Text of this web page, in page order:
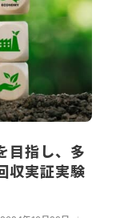
目指し、多
収実証実験